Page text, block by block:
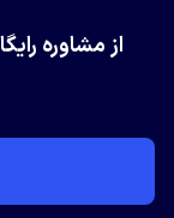
از مشاوره